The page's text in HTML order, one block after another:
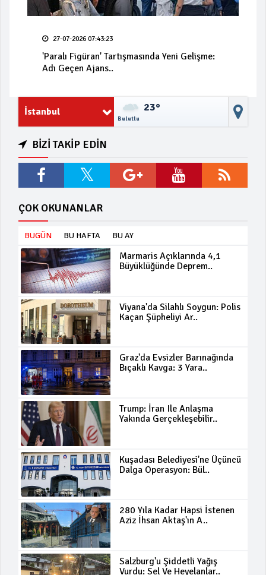
27-07-2026 07:43:23
'Paralı Figüran' Tartışmasında Yeni Gelişme:
Adı Geçen Ajans..
İstanbul 23°
Bulutlu
BİZİ TAKİP EDİN
ÇOK OKUNANLAR
BUGÜN BU HAFTA BU AY
Marmaris Açıklarında 4,1
Büyüklüğünde Deprem..
Viyana'da Silahlı Soygun: Polis
Kaçan Şüpheliyi Ar..
Graz'da Evsizler Barınağında
Bıçaklı Kavga: 3 Yara..
Trump: İran Ile Anlaşma
Yakında Gerçekleşebilir..
Kuşadası Belediyesi'ne Üçüncü
Dalga Operasyon: Bül..
280 Yıla Kadar Hapsi İstenen
Aziz İhsan Aktaş'ın A..
Salzburg'u Şiddetli Yağış
Vurdu: Sel Ve Heyelanlar..